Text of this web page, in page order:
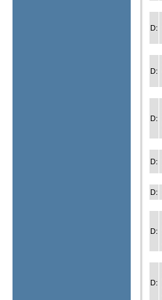
D:
D:
D:
D:
D:
D:
D: